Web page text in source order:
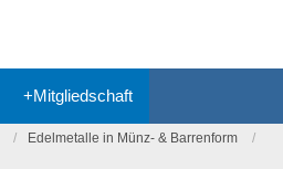
+Mitgliedschaft
Edelmetalle in Münz- & Barrenform